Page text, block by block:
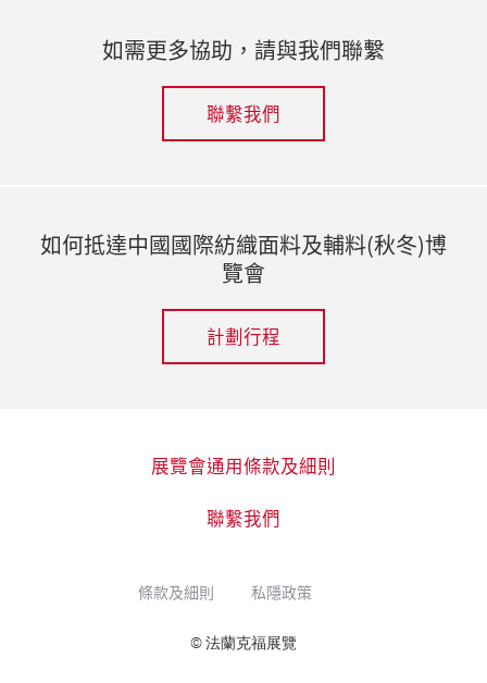
如需更多協助，請與我們聯繫
聯繫我們
如何抵達中國國際紡織面料及輔料(秋冬)博
覽會
計劃行程
展覽會通用條款及細則
聯繫我們
條款及細則 私隱政策
© 法蘭克福展覽